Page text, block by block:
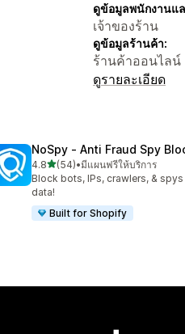
ดูข้อมูลพนักงานแ
เจ้าของร้าน
ดูข้อมูลร้านค้า:
ร้านค้าออนไลน์
ดูรายละเอียด
NoSpy ‑ Anti Fraud Spy
4.8เต็ม 5 ดาว
(54)
ทั้งหมด 54 รีวิว
•มีแผนฟรีให้บริการ
Block bots, IPs, crawlers, &
data!
Built for Shopify